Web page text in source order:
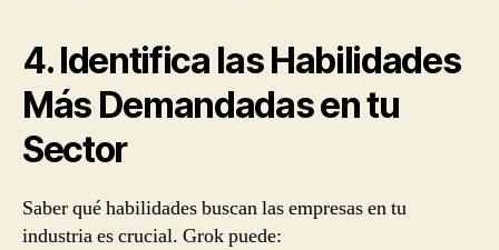
4. Identifica las Habilidades
Más Demandadas en tu
Sector
Saber qué habilidades buscan las empresas en tu
industria es crucial. Grok puede: